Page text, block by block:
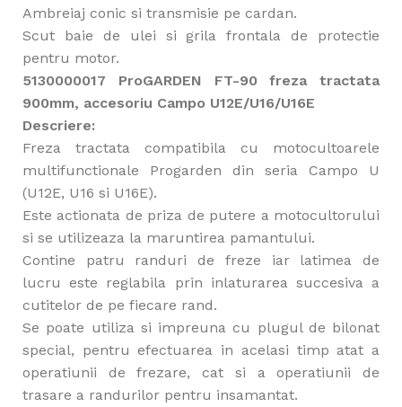
Ambreiaj conic si transmisie pe cardan.
Scut baie de ulei si grila frontala de protectie
pentru motor.
5130000017 ProGARDEN FT-90 freza tractata
900mm, accesoriu Campo U12E/U16/U16E
Descriere:
Freza tractata compatibila cu motocultoarele
multifunctionale Progarden din seria Campo U
(U12E, U16 si U16E).
Este actionata de priza de putere a motocultorului
si se utilizeaza la maruntirea pamantului.
Contine patru randuri de freze iar latimea de
lucru este reglabila prin inlaturarea succesiva a
cutitelor de pe fiecare rand.
Se poate utiliza si impreuna cu plugul de bilonat
special, pentru efectuarea in acelasi timp atat a
operatiunii de frezare, cat si a operatiunii de
trasare a randurilor pentru insamantat.